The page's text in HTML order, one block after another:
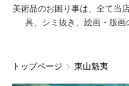
美術品のお困り事は、全て当
具、シミ抜き、絵画・版
トップページ 東山魁夷